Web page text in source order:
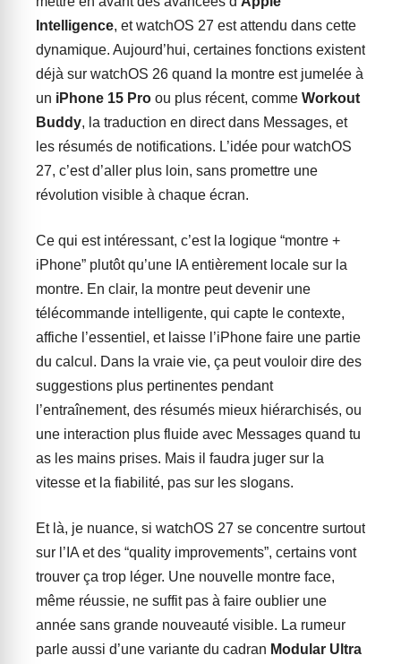
Intelligence, et watchOS 27 est attendu dans cette
dynamique. Aujourd’hui, certaines fonctions existent
déjà sur watchOS 26 quand la montre est jumelée à
un iPhone 15 Pro ou plus récent, comme Workout
Buddy, la traduction en direct dans Messages, et
les résumés de notifications. L’idée pour watchOS
27, c’est d’aller plus loin, sans promettre une
révolution visible à chaque écran.
Ce qui est intéressant, c’est la logique “montre +
iPhone” plutôt qu’une IA entièrement locale sur la
montre. En clair, la montre peut devenir une
télécommande intelligente, qui capte le contexte,
affiche l’essentiel, et laisse l’iPhone faire une partie
du calcul. Dans la vraie vie, ça peut vouloir dire des
suggestions plus pertinentes pendant
l’entraînement, des résumés mieux hiérarchisés, ou
une interaction plus fluide avec Messages quand tu
as les mains prises. Mais il faudra juger sur la
vitesse et la fiabilité, pas sur les slogans.
Et là, je nuance, si watchOS 27 se concentre surtout
sur l’IA et des “quality improvements”, certains vont
trouver ça trop léger. Une nouvelle montre face,
même réussie, ne suffit pas à faire oublier une
année sans grande nouveauté visible. La rumeur
parle aussi d’une variante du cadran Modular Ultra